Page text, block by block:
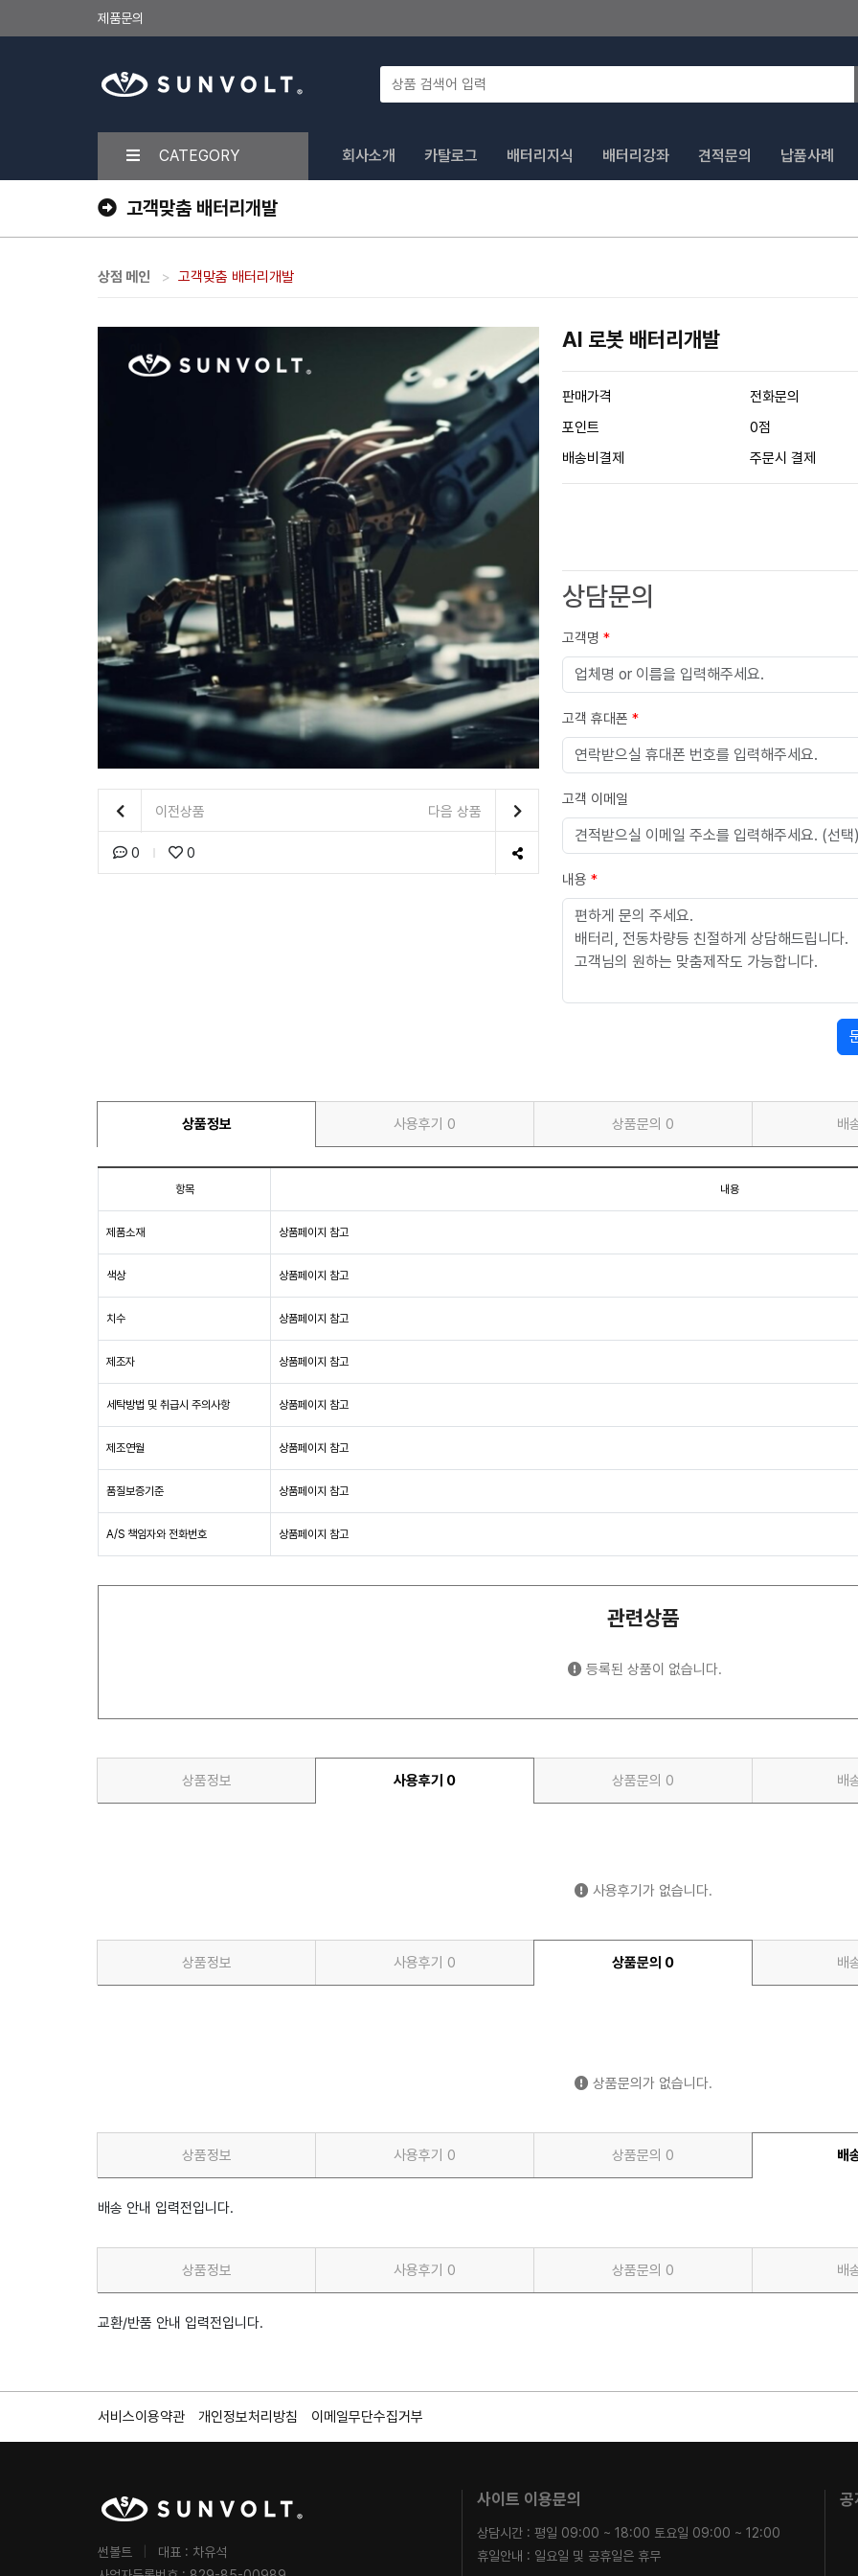
제품문의
CATEGORY 회사소개 카탈로그 배터리지식 배터리강좌 견적문의 납품사례
고객맞춤 배터리개발
상점 메인 고객맞춤 배터리개발
이전상품 다음 상품
0 0
AI 로봇 배터리개발
판매가격
전화문의
포인트
0점
배송비결제
주문시 결제
상담문의
고객명 *
고객 휴대폰 *
고객 이메일
내용 *
상품정보 사용후기 0 상품문의 0 배
항목 내용
제품소재 상품페이지 참고
색상 상품페이지 참고
치수 상품페이지 참고
제조자 상품페이지 참고
세탁방법 및 취급시 주의사항 상품페이지 참고
제조연월 상품페이지 참고
품질보증기준 상품페이지 참고
A/S 책임자와 전화번호 상품페이지 참고
관련상품
등록된 상품이 없습니다.
상품정보 사용후기 0 상품문의 0 배
사용후기가 없습니다.
상품정보 사용후기 0 상품문의 0 배
상품문의가 없습니다.
상품정보 사용후기 0 상품문의 0 배
배송 안내 입력전입니다.
상품정보 사용후기 0 상품문의 0 배
교환/반품 안내 입력전입니다.
서비스이용약관 개인정보처리방침 이메일무단수집거부
썬볼트
대표 : 차유석
사이트 이용문의
상담시간 : 평일 09:00 ~ 18:00 토요일 09:00 ~ 12:00
휴일안내 : 일요일 및 공휴일은 휴무
공